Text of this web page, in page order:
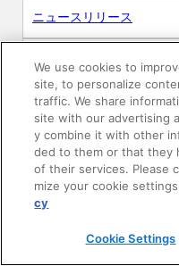
ニュースリリース
製品情報
素材情報
We use cookies to
site, to personalize
traffic. We share
site with our advertising
y combine it with other
ded to them or that they
of their services. Please
mize your cookie
cy
Cookie Settings